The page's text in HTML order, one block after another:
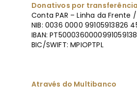
Donativos por
Conta PAR – Linha da Frente
NIB: 0036 0000 99105913826
IBAN:
BIC/SWIFT: MPIOPTPL
Através do Multibanco